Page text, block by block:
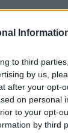
to third
by us,
after your opt-
on personal
to your opt-
by third
élesedett,
Markets
a